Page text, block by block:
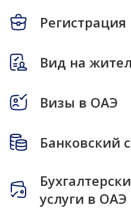
Вид на
Визы в ОАЭ
Банковский
услуги в ОАЭ